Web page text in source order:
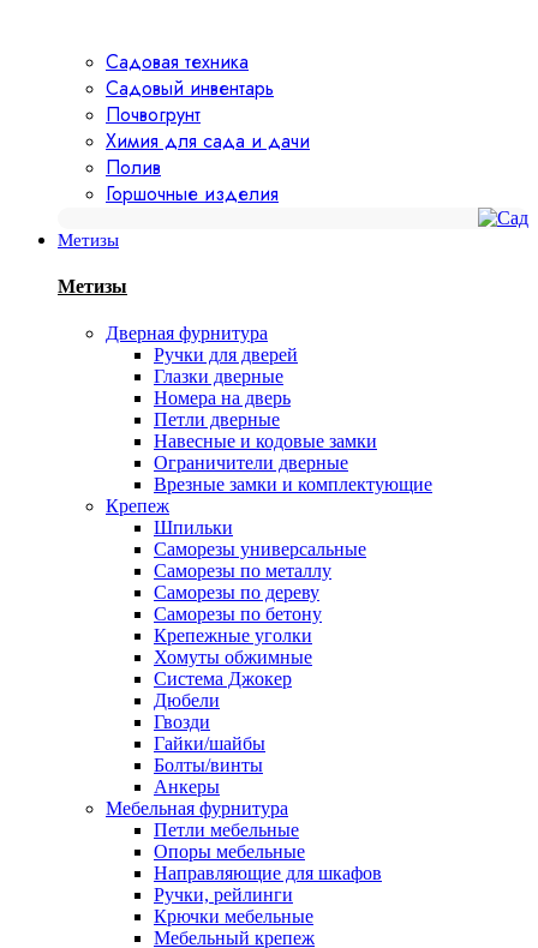
Садовая техника
Садовый инвентарь
Почвогрунт
Химия для сада и дачи
Полив
Горшочные изделия
Метизы
Метизы
Дверная фурнитура
Ручки для дверей
Глазки дверные
Номера на дверь
Петли дверные
Навесные и кодовые замки
Ограничители дверные
Врезные замки и комплектующие
Крепеж
Шпильки
Саморезы универсальные
Саморезы по металлу
Саморезы по дереву
Саморезы по бетону
Крепежные уголки
Хомуты обжимные
Система Джокер
Дюбели
Гвозди
Гайки/шайбы
Болты/винты
Анкеры
Мебельная фурнитура
Петли мебельные
Опоры мебельные
Направляющие для шкафов
Ручки, рейлинги
Крючки мебельные
Мебельный крепеж